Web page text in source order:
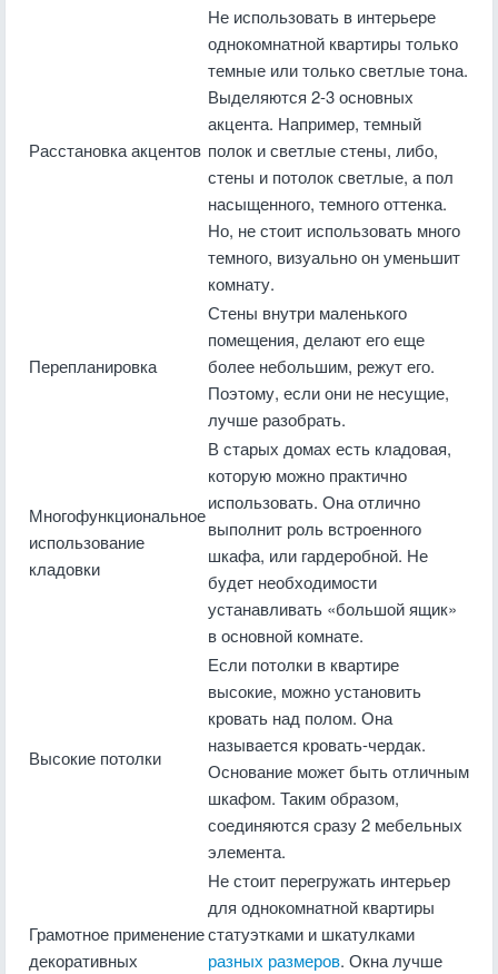
Расстановка акцентов
Не использовать в интерьере
однокомнатной квартиры только
темные или только светлые тона.
Выделяются 2-3 основных
акцента. Например, темный
полок и светлые стены, либо,
стены и потолок светлые, а пол
насыщенного, темного оттенка.
Но, не стоит использовать много
темного, визуально он уменьшит
комнату.
Перепланировка
Стены внутри маленького
помещения, делают его еще
более небольшим, режут его.
Поэтому, если они не несущие,
лучше разобрать.
Многофункциональное
использование
кладовки
В старых домах есть кладовая,
которую можно практично
использовать. Она отлично
выполнит роль встроенного
шкафа, или гардеробной. Не
будет необходимости
устанавливать «большой ящик»
в основной комнате.
Высокие потолки
Если потолки в квартире
высокие, можно установить
кровать над полом. Она
называется кровать-чердак.
Основание может быть отличным
шкафом. Таким образом,
соединяются сразу 2 мебельных
элемента.
Грамотное применение
декоративных
Не стоит перегружать интерьер
для однокомнатной квартиры
статуэтками и шкатулками
разных размеров. Окна лучше